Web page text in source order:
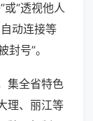
或“透视他人
动连接等
号”。
集全省特色
理、丽江等